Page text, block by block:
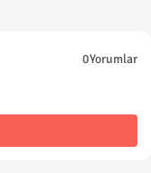
0Yorumlar